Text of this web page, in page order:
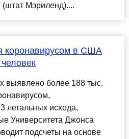
Мэриленд)....
коронавирусом в США
выявлено более 188 тыс.
летальных исхода,
Университета Джонса
подсчеты на основе